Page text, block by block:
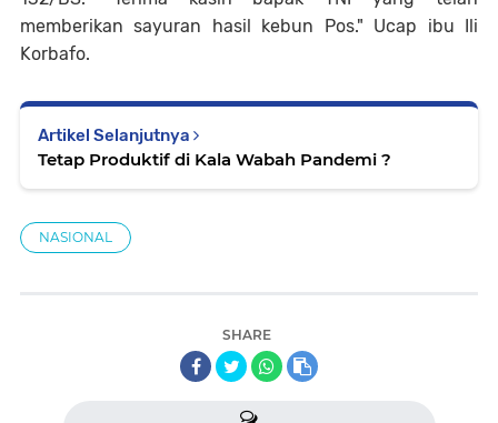
memberikan sayuran hasil kebun Pos." Ucap ibu Ili
Korbafo.
Artikel Selanjutnya
Tetap Produktif di Kala Wabah Pandemi ?
NASIONAL
SHARE